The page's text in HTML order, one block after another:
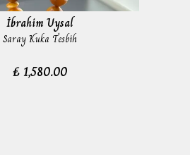
İbrahim Uysal
Saray Kuka Tesbih
₺ 1,580.00